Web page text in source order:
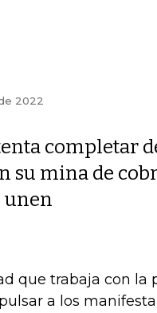
2022
completar
su mina de
unen
que trabaja con la
a los